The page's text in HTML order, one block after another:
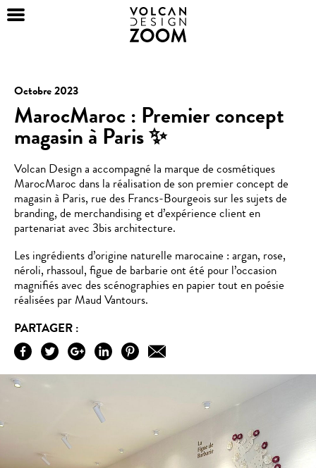
Octobre 2023
MarocMaroc : Premier concept
magasin à Paris ✨
Volcan Design a accompagné la marque de cosmétiques
MarocMaroc dans la réalisation de son premier concept de
magasin à Paris, rue des Francs-Bourgeois sur les sujets de
branding, de merchandising et d’expérience client en
partenariat avec 3bis architecture.
Les ingrédients d’origine naturelle marocaine : argan, rose,
néroli, rhassoul, figue de barbarie ont été pour l’occasion
magnifiés avec des scénographies en papier tout en poésie
réalisées par Maud Vantours.
PARTAGER :